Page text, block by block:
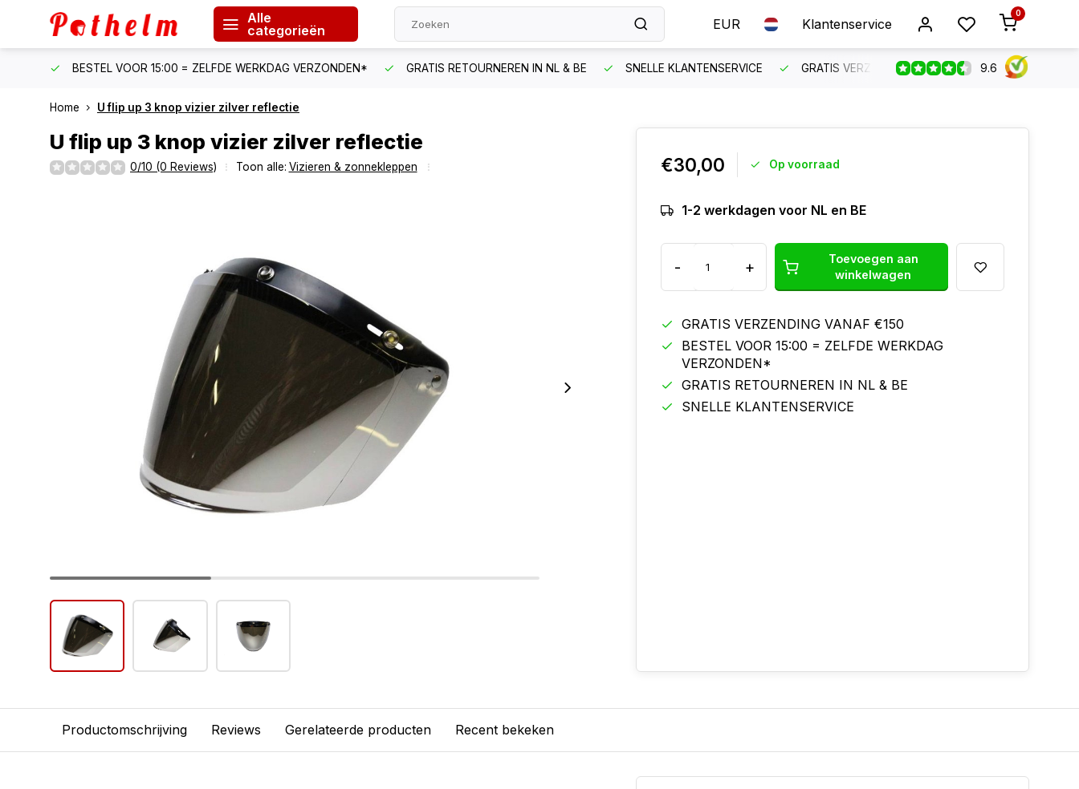
Alle
categorieën
EUR Klantenservice
0
BESTEL VOOR 15:00 = ZELFDE WERKDAG VERZONDEN* GRATIS RETOURNEREN IN NL & BE SNELLE KLANTENSERVICE GRATIS VERZENDING VANAF €150 BESTEL
9.6
Home U flip up 3 knop vizier zilver reflectie
U flip up 3 knop vizier zilver reflectie
0/10 (0 Reviews) Toon alle: Vizieren & zonnekleppen €30,00 Op voorraad
1-2 werkdagen voor NL en BE
- +
Toevoegen aan
winkelwagen
GRATIS VERZENDING VANAF €150
BESTEL VOOR 15:00 = ZELFDE WERKDAG
VERZONDEN*
GRATIS RETOURNEREN IN NL & BE
SNELLE KLANTENSERVICE
Productomschrijving Reviews Gerelateerde producten Recent bekeken